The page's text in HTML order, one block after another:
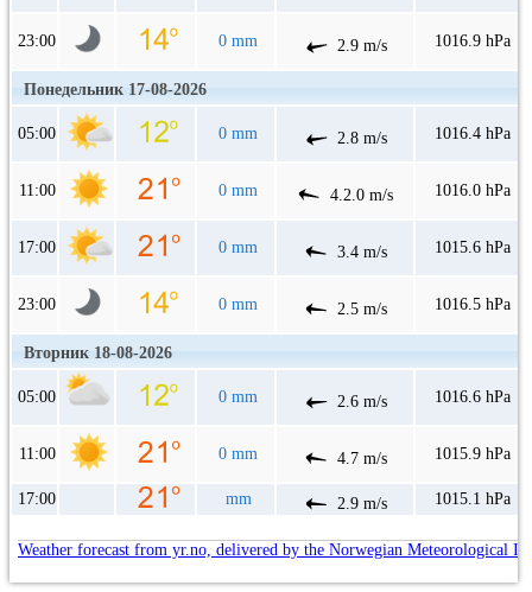
23:00 0 mm 2.9 m/s 1016.9 hPa
Понедельник 17-08-2026
05:00 0 mm 2.8 m/s 1016.4 hPa
11:00 0 mm 4.2.0 m/s 1016.0 hPa
17:00 0 mm 3.4 m/s 1015.6 hPa
23:00 0 mm 2.5 m/s 1016.5 hPa
Вторник 18-08-2026
05:00 0 mm 2.6 m/s 1016.6 hPa
11:00 0 mm 4.7 m/s 1015.9 hPa
17:00 mm 2.9 m/s 1015.1 hPa
Weather forecast from yr.no, delivered by the Norwegian Meteorological